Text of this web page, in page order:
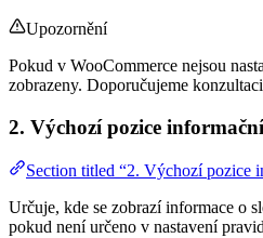
Upozornění
Pokud v WooCommerce nejsou
zobrazeny. Doporučujeme
2. Výchozí pozice
Section titled “2. Výchozí pozice
Určuje, kde se zobrazí informace o
pokud není určeno v nastavení